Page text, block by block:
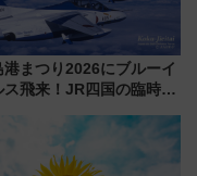
港まつり2026にブルーイ
ス飛来！JR四国の臨時ダ